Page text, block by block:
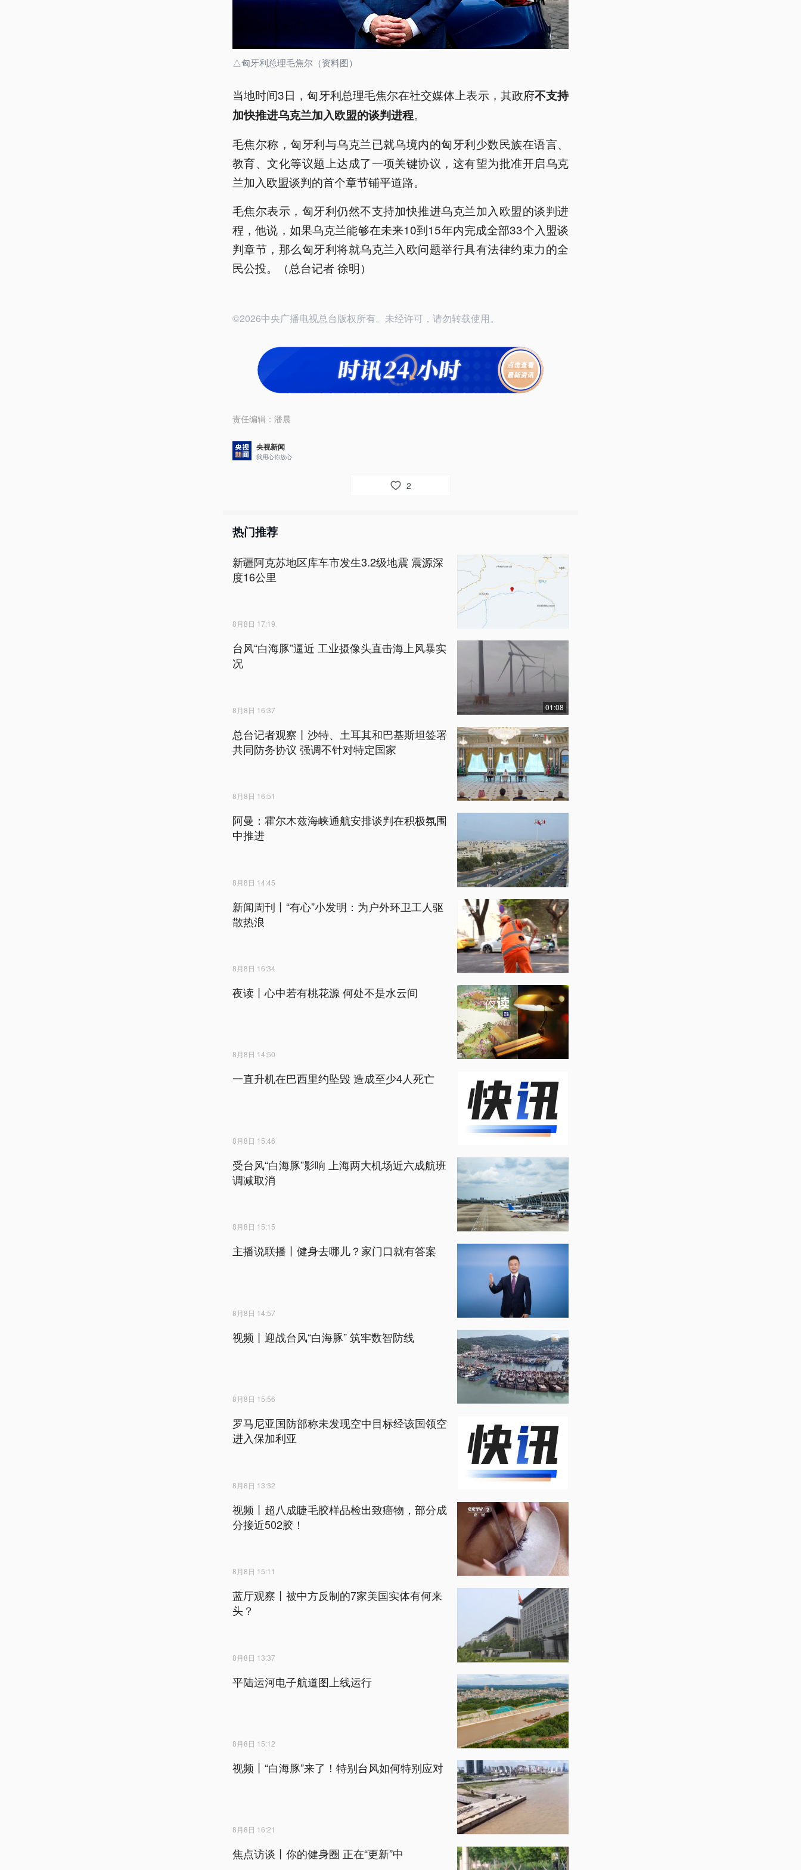
△匈牙利总理毛焦尔（资料图）
当地时间3日，匈牙利总理毛焦尔在社交媒体上表示，其政府不支持
加快推进乌克兰加入欧盟的谈判进程。
毛焦尔称，匈牙利与乌克兰已就乌境内的匈牙利少数民族在语言、
教育、文化等议题上达成了一项关键协议，这有望为批准开启乌克
兰加入欧盟谈判的首个章节铺平道路。
毛焦尔表示，匈牙利仍然不支持加快推进乌克兰加入欧盟的谈判进
程，他说，如果乌克兰能够在未来10到15年内完成全部33个入盟谈
判章节，那么匈牙利将就乌克兰入欧问题举行具有法律约束力的全
民公投。（总台记者 徐明）
©2026中央广播电视总台版权所有。未经许可，请勿转载使用。
责任编辑： 潘晨
央视新闻
我用心你放心
2
热门推荐
新疆阿克苏地区库车市发生3.2级地震 震源深
度16公里
8月8日 17:19
台风“白海豚”逼近 工业摄像头直击海上风暴实
况
8月8日 16:37 01:08
总台记者观察丨沙特、土耳其和巴基斯坦签署
共同防务协议 强调不针对特定国家
8月8日 16:51
阿曼：霍尔木兹海峡通航安排谈判在积极氛围
中推进
8月8日 14:45
新闻周刊丨“有心”小发明：为户外环卫工人驱
散热浪
8月8日 16:34
夜读丨心中若有桃花源 何处不是水云间
8月8日 14:50
一直升机在巴西里约坠毁 造成至少4人死亡
8月8日 15:46
受台风“白海豚”影响 上海两大机场近六成航班
调减取消
8月8日 15:15
主播说联播丨健身去哪儿？家门口就有答案
8月8日 14:57
视频丨迎战台风“白海豚” 筑牢数智防线
8月8日 15:56
罗马尼亚国防部称未发现空中目标经该国领空
进入保加利亚
8月8日 13:32
视频丨超八成睫毛胶样品检出致癌物，部分成
分接近502胶！
8月8日 15:11
蓝厅观察丨被中方反制的7家美国实体有何来
头？
8月8日 13:37
平陆运河电子航道图上线运行
8月8日 15:12
视频丨“白海豚”来了！特别台风如何特别应对
8月8日 16:21
焦点访谈丨你的健身圈 正在“更新”中